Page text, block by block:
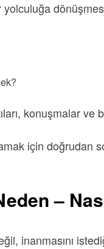
konuşmalar
için doğrudan
–
inanmasını